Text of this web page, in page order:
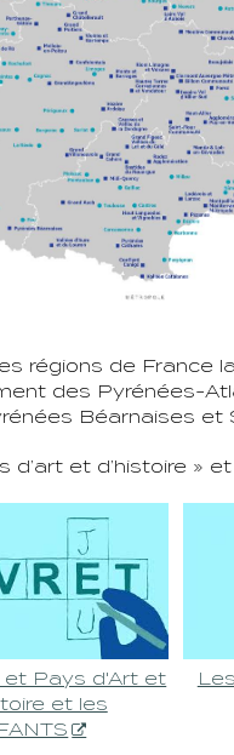
régions de
des Pyrénées-
Béarnaises
d’art et d’histoire »
et Pays d'Art et
et les